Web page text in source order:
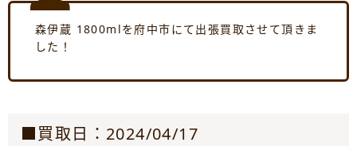
森伊蔵 1800mlを府中市にて出張買取させて頂きま
した！
■買取日：2024/04/17